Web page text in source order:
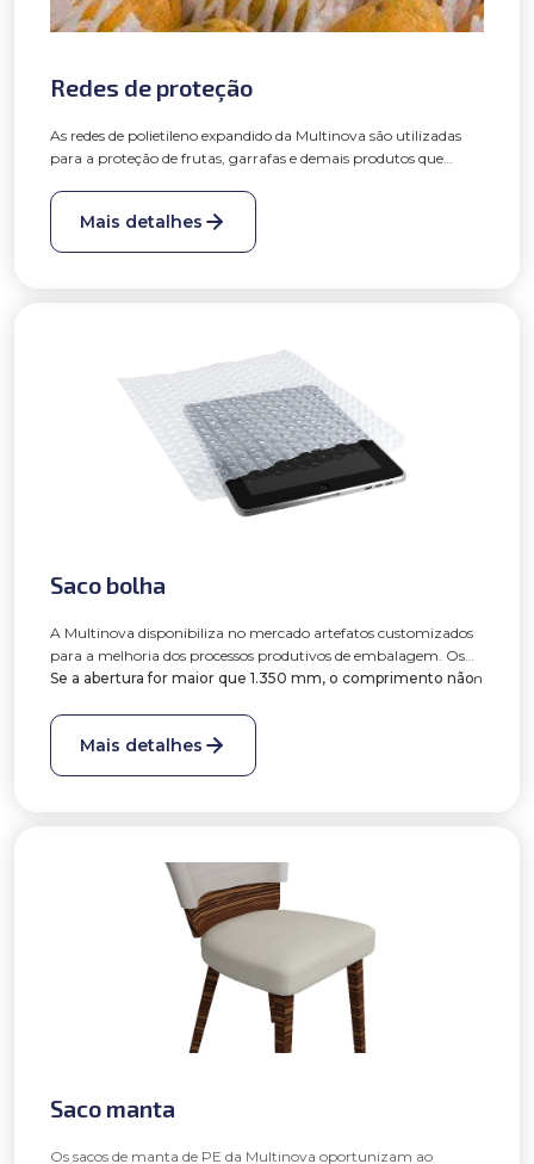
Redes de proteção
As redes de polietileno expandido da Multinova são utilizadas
para a proteção de frutas, garrafas e demais produtos que
facilidade de aplicação e 100% reciclável.
Mais detalhes
Saco bolha
A Multinova disponibiliza no mercado artefatos customizados
para a melhoria dos processos produtivos de embalagem. Os
sacos bolha tem por objetivo de agilizar a etapa de embalagem
Se a abertura for maior que 1.350 mm, o comprimento não
Se o comprimento for maior que 1.350 mm, a abertura não
poderá exceder 1.350 mm.
Possibilidade de produção de sacos em bolha com manta e
bolha duplex.
Mais detalhes
Saco manta
Os sacos de manta de PE da Multinova oportunizam ao